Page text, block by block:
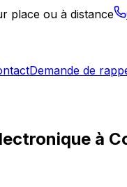
place ou à distance
Demande de
à